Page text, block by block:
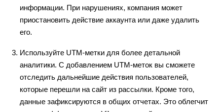
информации. При нарушениях, компания может
приостановить действие аккаунта или даже удалить
его.
Используйте UTM-метки для более детальной
аналитики. С добавлением UTM-меток вы сможете
отследить дальнейшие действия пользователей,
которые перешли на сайт из рассылки. Кроме того,
данные зафиксируются в общих отчетах. Это облегчит